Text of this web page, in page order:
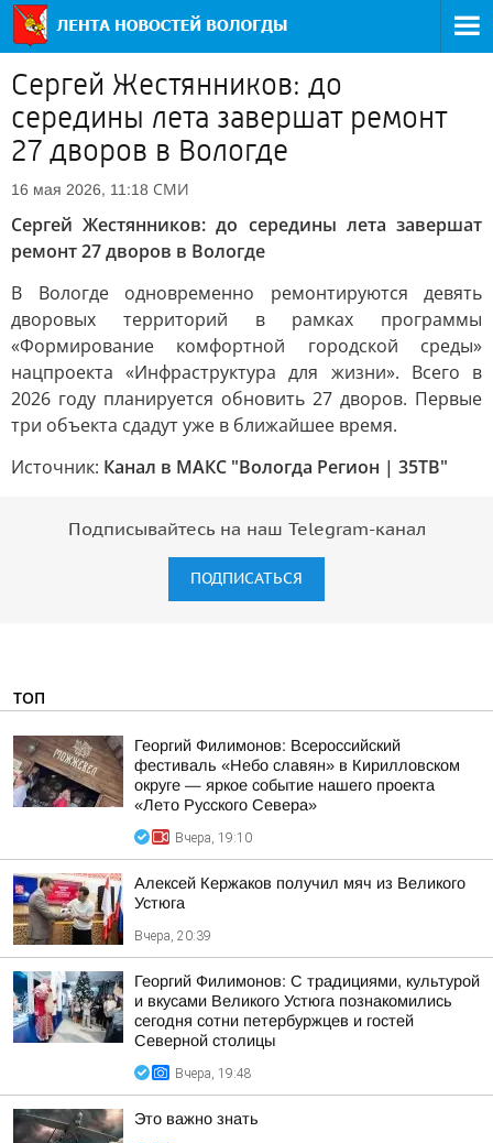
Сергей Жестянников: до
середины лета завершат ремонт
27 дворов в Вологде
16 мая 2026, 11:18 СМИ
Сергей Жестянников: до середины лета завершат
ремонт 27 дворов в Вологде
В Вологде одновременно ремонтируются девять
дворовых территорий в рамках программы
«Формирование комфортной городской среды»
нацпроекта «Инфраструктура для жизни». Всего в
2026 году планируется обновить 27 дворов. Первые
три объекта сдадут уже в ближайшее время.
Источник: Канал в МАКС "Вологда Регион | 35ТВ"
Подписывайтесь на наш Telegram-канал
ПОДПИСАТЬСЯ
ТОП
Георгий Филимонов: Всероссийский
фестиваль «Небо славян» в Кирилловском
округе — яркое событие нашего проекта
«Лето Русского Севера»
Вчера, 19:10
Алексей Кержаков получил мяч из Великого
Устюга
Вчера, 20:39
Георгий Филимонов: С традициями, культурой
и вкусами Великого Устюга познакомились
сегодня сотни петербуржцев и гостей
Северной столицы
Вчера, 19:48
Это важно знать